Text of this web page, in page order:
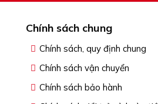
Chính sách chung
Chính sách, quy định chung
Chính sách vận chuyển
Chính sách bảo hành